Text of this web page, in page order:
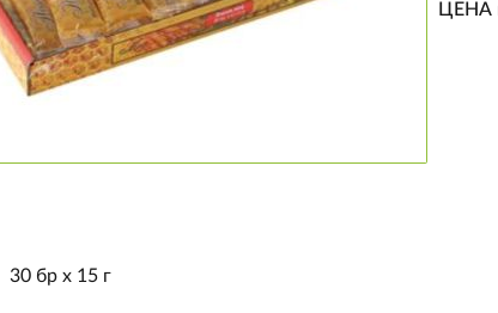
ЦЕНА
30 бр х 15 г